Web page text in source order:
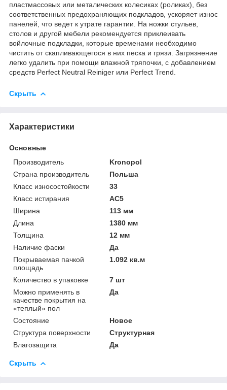
пластмассовых или металических колесиках (роликах), без
соответственных предохраняющих подкладов, ускоряет износ
панелей, что ведет к утрате гарантии. На ножки стульев,
столов и другой мебели рекомендуется приклеивать
войлочные подкладки, которые временами необходимо
чистить от скапливающегося в них песка и грязи. Загрязнение
легко удалить при помощи влажной тряпочки, с добавлением
средств Perfect Neutral Reiniger или Perfect Trend.
Скрыть
Характеристики
Основные
Производитель
Kronopol
Страна производитель
Польша
Класс износостойкости
33
Класс истирания
АС5
Ширина
113 мм
Длина
1380 мм
Толщина
12 мм
Наличие фаски
Да
Покрываемая пачкой
площадь
1.092 кв.м
Количество в упаковке
7 шт
Можно применять в
качестве покрытия на
«теплый» пол
Да
Состояние
Новое
Структура поверхности
Структурная
Влагозащита
Да
Скрыть